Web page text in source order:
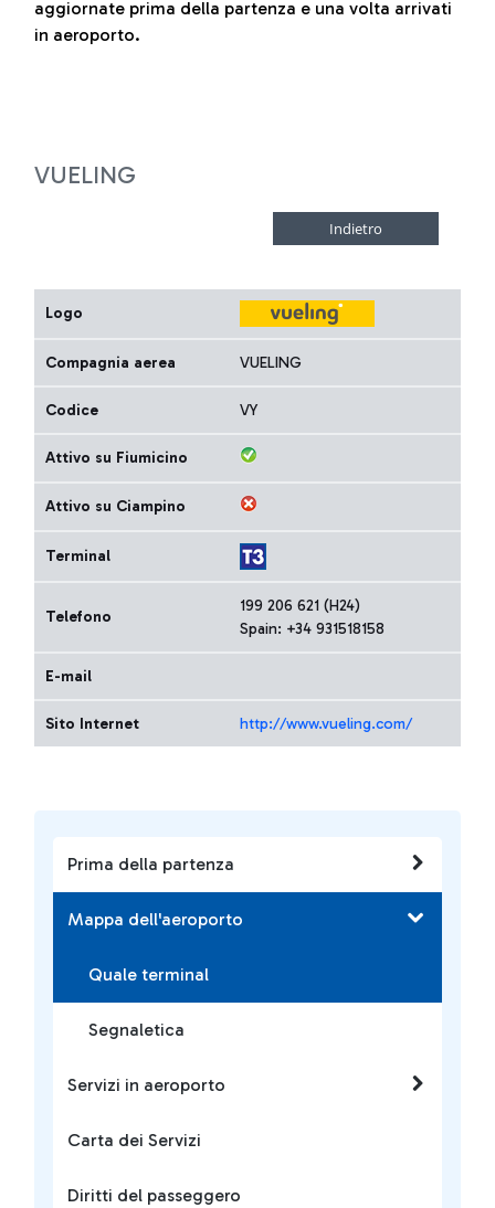
Prima della partenza
Mappa dell'aeroporto
Quale terminal
Segnaletica
Servizi in aeroporto
Carta dei Servizi
Diritti del passeggero
aggiornate prima della partenza e una volta arrivati
in aeroporto.
VUELING
Logo
Compagnia aerea VUELING
Codice VY
Attivo su Fiumicino
Attivo su Ciampino
Terminal
Telefono
199 206 621 (H24)
Spain: +34 931518158
E-mail
Sito Internet http://www.vueling.com/